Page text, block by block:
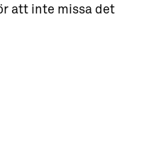
att inte missa det